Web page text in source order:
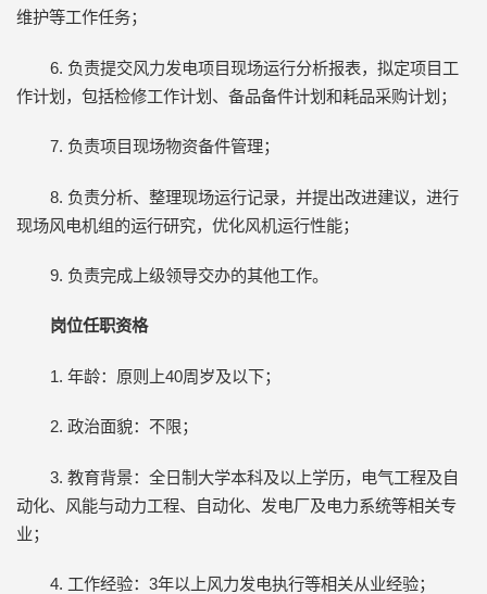
维护等工作任务；
6. 负责提交风力发电项目现场运行分析报表，拟定项目工
作计划，包括检修工作计划、备品备件计划和耗品采购计划；
7. 负责项目现场物资备件管理；
8. 负责分析、整理现场运行记录，并提出改进建议，进行
现场风电机组的运行研究，优化风机运行性能；
9. 负责完成上级领导交办的其他工作。
岗位任职资格
1. 年龄：原则上40周岁及以下；
2. 政治面貌：不限；
3. 教育背景：全日制大学本科及以上学历，电气工程及自
动化、风能与动力工程、自动化、发电厂及电力系统等相关专
业；
4. 工作经验：3年以上风力发电执行等相关从业经验；